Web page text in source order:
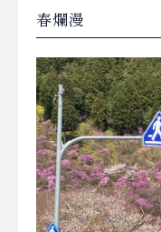
春爛漫